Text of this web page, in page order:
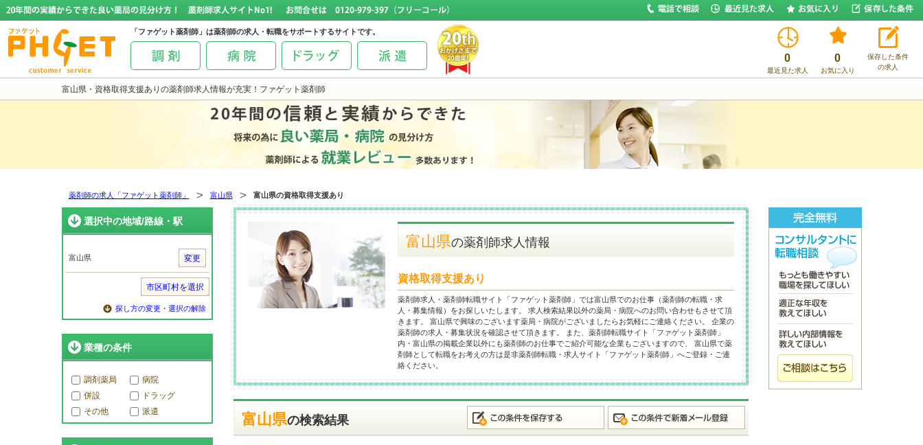
富山県・資格取得支援ありの薬剤師求人情報が充実！ファゲット薬剤師
「ファゲット薬剤師」は薬剤師の求人・転職をサポートするサイトです。
0
最近見た求人
0
お気に入り
保存した条件
の求人
薬剤師の求人「ファゲット薬剤師」 富山県 富山県の資格取得支援あり
選択中の地域/路線・駅
富山県 変更
市区町村を選択
探し方の変更・選択の解除
業種の条件
調剤薬局
病院
併設
ドラッグ
その他
派遣
富山県の薬剤師求人情報
資格取得支援あり
薬剤師求人・薬剤師転職サイト「ファゲット薬剤師」では富山県でのお仕事（薬剤師の転職・求
人・募集情報）をお探しいたします。 求人検索結果以外の薬局・病院へのお問い合わせもさせて頂
きます。 富山県で興味のございます薬局・病院がございましたらお気軽にご連絡ください。 企業の
薬剤師の求人・募集状況を確認させて頂きます。 また、薬剤師転職サイト「ファゲット薬剤師」
内・富山県の掲載企業以外にも薬剤師のお仕事でご紹介可能な企業もございますので、 富山県で薬
剤師として転職をお考えの方は是非薬剤師転職・求人サイト「ファゲット薬剤師」へご登録・ご連
絡ください。
富山県の検索結果